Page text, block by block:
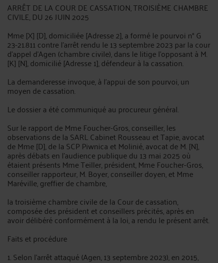
ARRÊT DE LA COUR DE CASSATION, TROISIÈME CHAMBRE
CIVILE, DU 26 JUIN 2025
Mme [X] [D], domiciliée [Adresse 2], a formé le pourvoi n° G
23-21.811 contre l'arrêt rendu le 13 septembre 2023 par la cour
d'appel d'Agen (chambre civile), dans le litige l'opposant à M.
[K] [N], domicilié [Adresse 1], défendeur à la cassation.
La demanderesse invoque, à l'appui de son pourvoi, un
moyen de cassation.
Le dossier a été communiqué au procureur général.
Sur le rapport de Mme Foucher-Gros, conseiller, les
observations de la SARL Cabinet Rousseau et Tapie, avocat
de Mme [D], de la SCP Piwnica et Molinié, avocat de M. [N],
après débats en l'audience publique du 13 mai 2025 où
étaient présents Mme Teiller, président, Mme Foucher-Gros,
conseiller rapporteur, M. Boyer, conseiller doyen, et Mme
Maréville, greffier de chambre,
la troisième chambre civile de la Cour de cassation,
composée des président et conseillers précités, après en
avoir délibéré conformément à la loi, a rendu le présent arrêt.
Faits et procédure
1. Selon l'arrêt attaqué (Agen, 13 septembre 2023), en 2015,